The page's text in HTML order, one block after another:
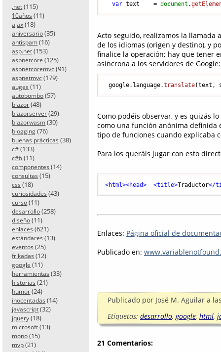
.net (115)
10años (11)
ajax (18)
aniversario (35)
antispam (16)
asp.net (153)
aspnetcore (125)
aspnetcoremvc (91)
aspnetmvc (179)
auges (11)
autobombo (57)
blazor (48)
blazorserver (29)
blazorwasm (30)
blogging (76)
buenas prácticas (38)
c# (133)
c#6 (11)
componentes (14)
consultas (15)
css (18)
curiosidades (43)
curso (11)
desarrollo (258)
diseño (11)
enlaces (621)
estándares (13)
eventos (25)
frikadas (12)
google (11)
herramientas (33)
historias (21)
humor (24)
inocentadas (14)
javascript (32)
jquery (18)
microsoft (13)
mono (15)
mvp (21)
var text    = document .
Acto seguido, realizamos la
de los idiomas (origen y destino), y
finalice la operación; hay que tener
asíncrona a los servidores de Google:
google. language.translate(text,
Como podéis observar, y es quizás
como una función anónima definida
tipo de funciones cuando explicaba
Para los queráis jugar con esto
<html><head> <title>Traductor</
Enlaces: Página oficial de
Publicado en:
Publicado por José M. Aguilar a
Etiquetas: desarrollo,google, html,
21 Comentarios: